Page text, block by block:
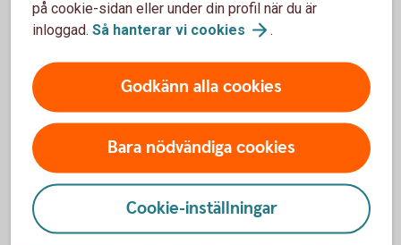
Skriv under bodelningsavtalet.
Bodelning separation - om ni är sambos
Om bodelningen gäller ett samboförhållande är det den dag
som samboförhållandet upphörde.
Som sambo har man enbart rätt till hälften av det
sammanlagda nettovärdet av bostad och bohag som
införskaffats för gemensamt bruk, alltså inte till det som
var och en fått eller köpt för eget bruk, säger Madelén.
på cookie-sidan eller under din profil när du är
inloggad. Så hanterar vi cookies .
Godkänn alla cookies
Bara nödvändiga cookies
Cookie-inställningar